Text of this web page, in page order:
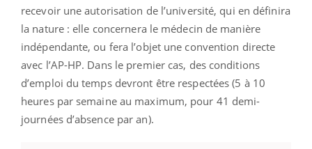
recevoir une autorisation de l’université, qui en définira
la nature : elle concernera le médecin de manière
indépendante, ou fera l’objet une convention directe
avec l’AP-HP. Dans le premier cas, des conditions
d’emploi du temps devront être respectées (5 à 10
heures par semaine au maximum, pour 41 demi-
journées d’absence par an).